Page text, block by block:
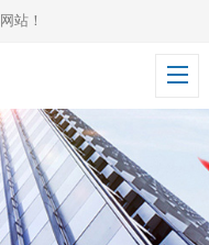
站！